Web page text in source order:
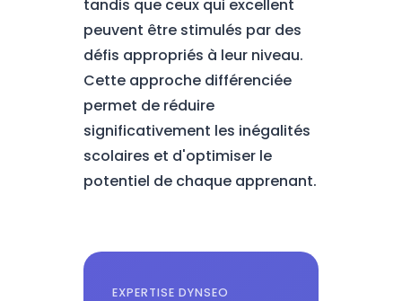
tandis que ceux qui excellent
peuvent être stimulés par des
défis appropriés à leur niveau.
Cette approche différenciée
permet de réduire
significativement les inégalités
scolaires et d'optimiser le
potentiel de chaque apprenant.
EXPERTISE DYNSEO